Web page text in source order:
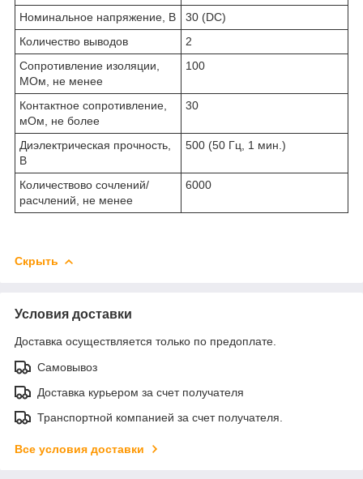
Номинальное напряжение, В
30 (DC)
Количество выводов
2
Сопротивление изоляции,
МОм, не менее
100
Контактное сопротивление,
мОм, не более
30
Диэлектрическая прочность,
В
500 (50 Гц, 1 мин.)
Количествово сочлений/
расчлений, не менее
6000
Скрыть
Условия доставки
Доставка осуществляется только по предоплате.
Самовывоз
Доставка курьером за счет получателя
Транспортной компанией за счет получателя.
Все условия доставки